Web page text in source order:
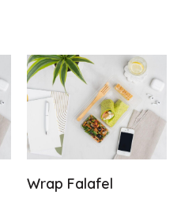
Wrap Falafel